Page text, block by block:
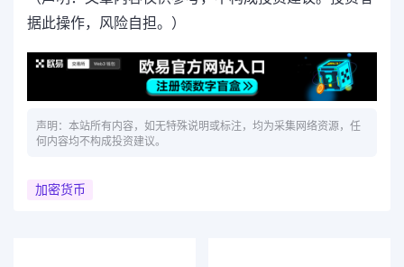
据此操作，风险自担。）
声明：本站所有内容，如无特殊说明或标注，均为采集网络资源，任
何内容均不构成投资建议。
加密货币